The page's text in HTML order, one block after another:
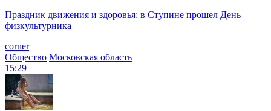
Праздник движения и здоровья: в Ступине прошел День
физкультурника
corner
Общество Московская область
15:29